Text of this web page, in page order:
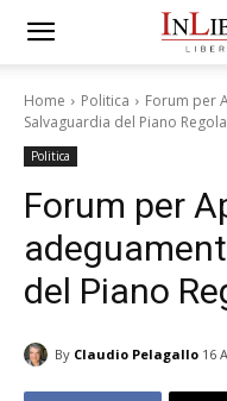
Home Politica
Forum per
Salvaguardia del Piano
Politica
Forum per
del Piano
By Claudio Pelagallo 16